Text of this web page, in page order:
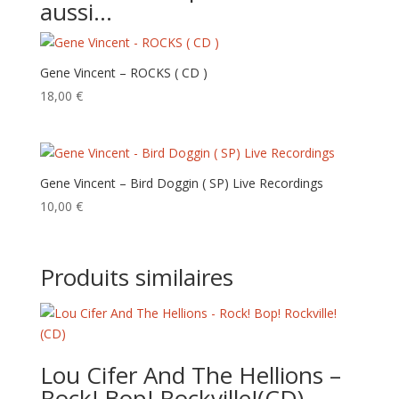
aussi…
Gene Vincent – ROCKS ( CD )
18,00 €
Gene Vincent – Bird Doggin ( SP) Live Recordings
10,00 €
Produits similaires
Lou Cifer And The Hellions –